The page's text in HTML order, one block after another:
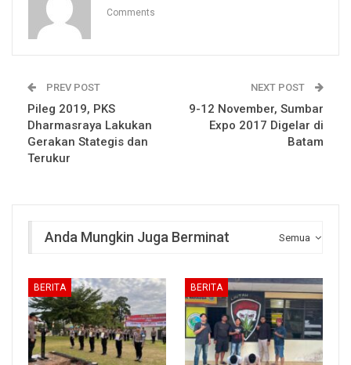
Comments
PREV POST
Pileg 2019, PKS
Dharmasraya Lakukan
Gerakan Stategis dan
Terukur
NEXT POST
9-12 November, Sumbar
Expo 2017 Digelar di
Batam
Semua
Anda Mungkin Juga Berminat
BERITA BERITA